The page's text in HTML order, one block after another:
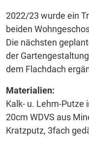
2022/23 wurde ein
beiden
Die nächsten
der
dem Flachdach
Materialien:
Kalk- u. Lehm-Putze
20cm WDVS aus
Kratzputz, 3fach